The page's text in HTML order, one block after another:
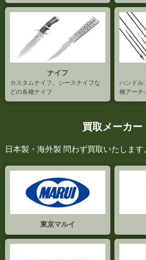
ナイフ
カスタムナイフ、シースナイフな
どの各種ナイフ
ハンド
種アーチ
東京マルイ